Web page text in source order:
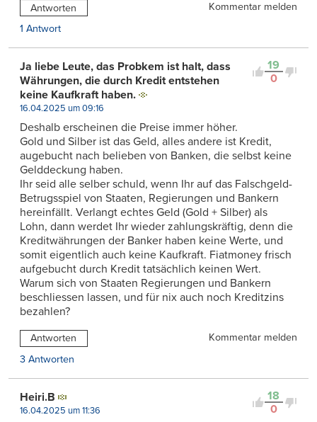
Antworten
Kommentar melden
1 Antwort
19
0
Ja liebe Leute, das Probkem ist halt, dass
Währungen, die durch Kredit entstehen
keine Kaufkraft haben.
16.04.2025 um 09:16
Deshalb erscheinen die Preise immer höher.
Gold und Silber ist das Geld, alles andere ist Kredit,
augebucht nach belieben von Banken, die selbst keine
Gelddeckung haben.
Ihr seid alle selber schuld, wenn Ihr auf das Falschgeld-
Betrugsspiel von Staaten, Regierungen und Bankern
hereinfällt. Verlangt echtes Geld (Gold + Silber) als
Lohn, dann werdet Ihr wieder zahlungskräftig, denn die
Kreditwährungen der Banker haben keine Werte, und
somit eigentlich auch keine Kaufkraft. Fiatmoney frisch
aufgebucht durch Kredit tatsächlich keinen Wert.
Warum sich von Staaten Regierungen und Bankern
beschliessen lassen, und für nix auch noch Kreditzins
bezahlen?
Antworten
Kommentar melden
3 Antworten
18
0
Heiri.B
16.04.2025 um 11:36